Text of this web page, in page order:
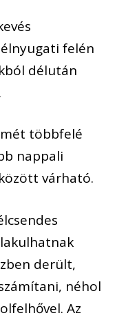
felén
délután
többfelé
nappali
várható.
derült,
néhol
Az